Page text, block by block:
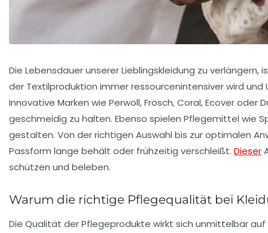
Die Lebensdauer unserer Lieblingskleidung zu
der Textilproduktion immer ressourcenintensiver wird
Innovative Marken wie Perwoll, Frosch, Coral, Ecover
geschmeidig zu halten. Ebenso spielen Pflegemittel wie
gestalten. Von der richtigen Auswahl bis zur optimalen
Passform lange behält oder frühzeitig verschleißt. Dieser
schützen und beleben.
Warum die richtige Pflegequalität bei
Die Qualität der Pflegeprodukte wirkt sich unmittelbar